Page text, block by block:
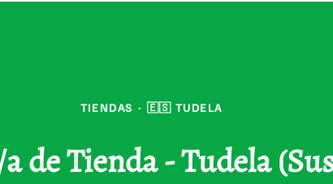
TIENDAS · 🇪🇸 TUDELA
de Tienda - Tudela